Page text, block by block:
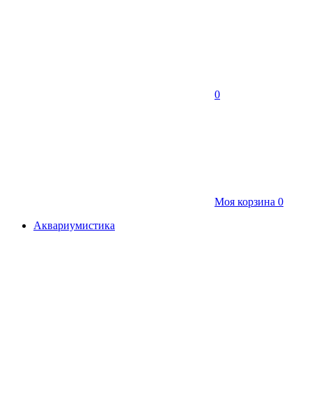
0
Моя корзина 0
Аквариумистика